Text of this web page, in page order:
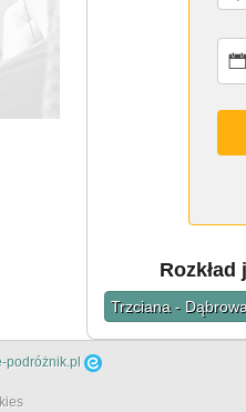
Trzciana -
podróżnik.pl